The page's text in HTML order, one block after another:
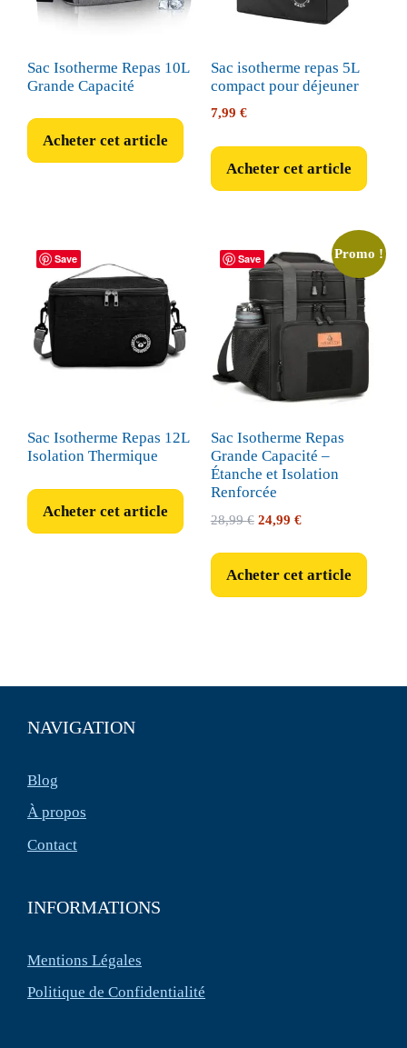
Sac Isotherme Repas 10L
Grande Capacité
Acheter cet article
Sac isotherme repas 5L
compact pour déjeuner
7,99 €
Acheter cet article
Save
Sac Isotherme Repas 12L
Isolation Thermique
Acheter cet article
Save Promo !
Sac Isotherme Repas
Grande Capacité –
Étanche et Isolation
Renforcée
28,99€ Le
était :
24,99 €Le
est :
Acheter cet article
NAVIGATION
Blog
À propos
Contact
INFORMATIONS
Mentions Légales
Politique de Confidentialité